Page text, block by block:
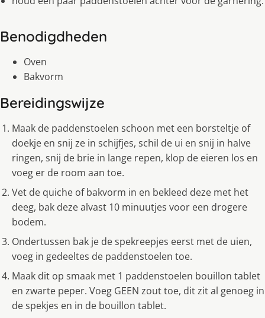
Benodigdheden
Oven
Bakvorm
Bereidingswijze
Maak de paddenstoelen schoon met een borsteltje of
doekje en snij ze in schijfjes, schil de ui en snij in halve
ringen, snij de brie in lange repen, klop de eieren los en
voeg er de room aan toe.
Vet de quiche of bakvorm in en bekleed deze met het
deeg, bak deze alvast 10 minuutjes voor een drogere
bodem.
Ondertussen bak je de spekreepjes eerst met de uien,
voeg in gedeeltes de paddenstoelen toe.
Maak dit op smaak met 1 paddenstoelen bouillon tablet
en zwarte peper. Voeg GEEN zout toe, dit zit al genoeg in
de spekjes en in de bouillon tablet.